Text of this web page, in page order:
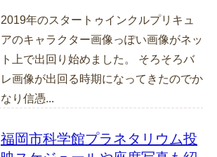
2019年のスタートゥインクルプリキュ
アのキャラクター画像っぽい画像がネッ
ト上で出回り始めました。 そろそろバ
レ画像が出回る時期になってきたのでか
なり信憑...
福岡市科学館プラネタリウム投